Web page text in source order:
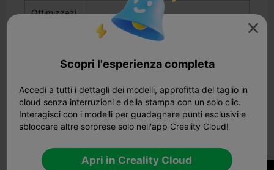
Ottimizzazi
Correggere i fori e lisciare le superfici
per una migliore qualità di stampa.
Ispezione
Confrontate il file STL con il progetto
originale per garantire la precisione.
Suggerimento:Utilizzate software come Blender o
ideaMaker per semplificare questi passaggi. Questi
software offrono strumenti specifici per l'ottimizzazione
Tecniche di colorazione

Scopri l'esperienza completa
Accedi a tutti i dettagli dei modelli, approfitta del taglio in
cloud senza interruzioni e della stampa con un solo clic.
Interagisci con i modelli per guadagnare punti esclusivi e
sbloccare altre sorprese solo nell'app Creality Cloud!
Apri in Creality Cloud